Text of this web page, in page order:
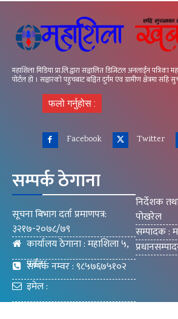
महाशिला मिडिया प्रा.लि.द्वारा सञ्चालित डिजिटल अनलाईन
पोर्टल हो । सञ्चारको पहुचबाट बञ्चित दुर्गम एंव ग्रामीण क्षेत्रमा सहि
फलो गर्नुहोस :
Facebook Twitter
सम्पर्क ठेगाना
सूचना बिभाग दर्ता प्रमाणपत्र:
३२१७-२०७८/७९
कार्यालय ठेगाना : महाशिला ५,
पर्वत
सम्पर्क नम्वर : ९८५७६७५१०२
इमेल :
mahashilakhabar9@gmail.com
निर्देशक
पोखरेल
सम्पादक :